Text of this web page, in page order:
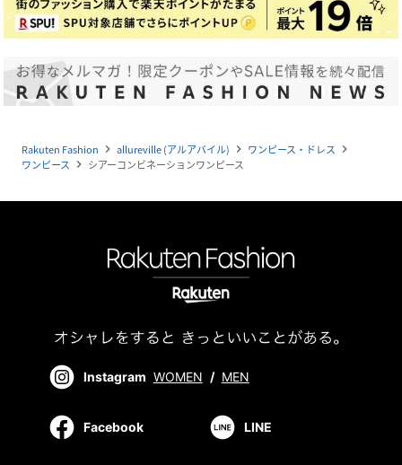
Rakuten Fashion navigate_next allureville (アルアバイル) navigate_next ワンピース・ドレス navigate_next
ワンピース navigate_next シアーコンビネーションワンピース
Instagram WOMEN / MEN
Facebook LINE